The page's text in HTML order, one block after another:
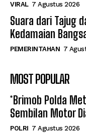
VIRAL 7 Agustus 2026
Suara dari Tajug
Kedamaian
PEMERINTAHAN 7
MOST POPULAR
*Brimob Polda
Sembilan Motor
POLRI 7 Agustus 2026